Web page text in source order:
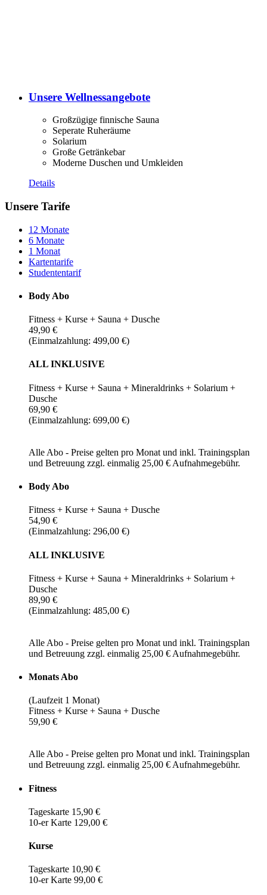
Unsere Wellnessangebote
Großzügige finnische Sauna
Seperate Ruheräume
Solarium
Große Getränkebar
Moderne Duschen und Umkleiden
Details
Unsere Tarife
12 Monate
6 Monate
1 Monat
Kartentarife
Studententarif
Body Abo
Fitness + Kurse + Sauna + Dusche
49,90 €
(Einmalzahlung: 499,00 €)
ALL INKLUSIVE
Fitness + Kurse + Sauna + Mineraldrinks + Solarium +
Dusche
69,90 €
(Einmalzahlung: 699,00 €)
Alle Abo - Preise gelten pro Monat und inkl. Trainingsplan
und Betreuung zzgl. einmalig 25,00 € Aufnahmegebühr.
Body Abo
Fitness + Kurse + Sauna + Dusche
54,90 €
(Einmalzahlung: 296,00 €)
ALL INKLUSIVE
Fitness + Kurse + Sauna + Mineraldrinks + Solarium +
Dusche
89,90 €
(Einmalzahlung: 485,00 €)
Alle Abo - Preise gelten pro Monat und inkl. Trainingsplan
und Betreuung zzgl. einmalig 25,00 € Aufnahmegebühr.
Monats Abo
(Laufzeit 1 Monat)
Fitness + Kurse + Sauna + Dusche
59,90 €
Alle Abo - Preise gelten pro Monat und inkl. Trainingsplan
und Betreuung zzgl. einmalig 25,00 € Aufnahmegebühr.
Fitness
Tageskarte 15,90 €
10-er Karte 129,00 €
Kurse
Tageskarte 10,90 €
10-er Karte 99,00 €